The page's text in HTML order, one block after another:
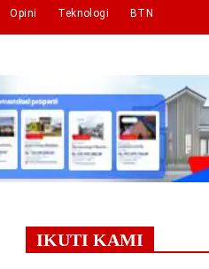
Opini Teknologi BTN
IKUTI KAMI